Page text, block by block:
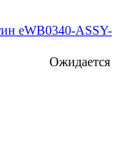
eWB0340-ASSY-
Ожидается